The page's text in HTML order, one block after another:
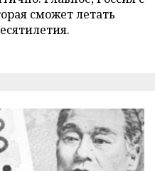
сможет летать